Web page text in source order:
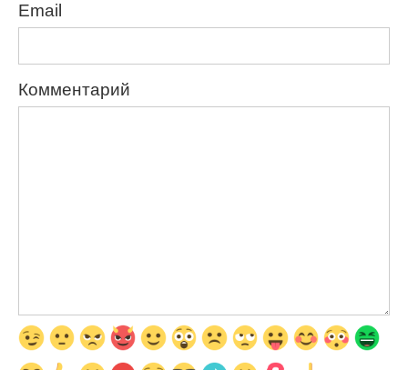
Email
Комментарий